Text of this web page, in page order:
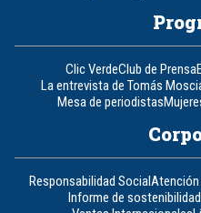
Clic VerdeClub de Prensa
La entrevista de Tomás
Mesa de periodistas
Responsabilidad Social
Informe de sostenibilidad